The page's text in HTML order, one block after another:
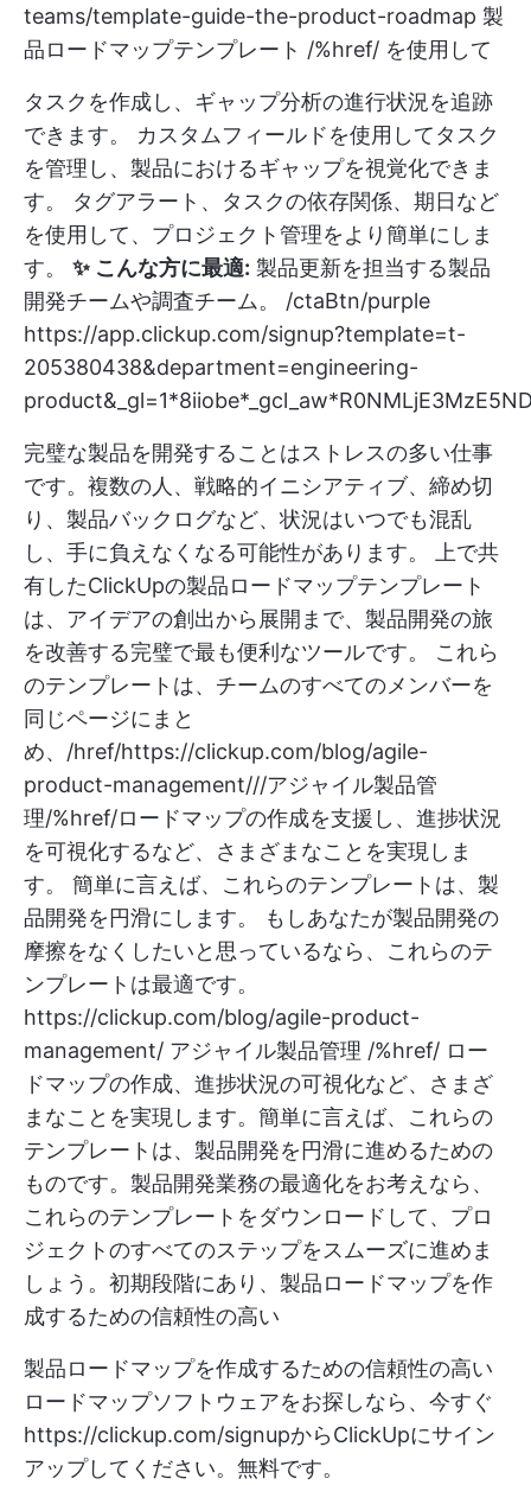
teams/template-guide-the-product-roadmap 製
品ロードマップテンプレート /%href/ を使用して
タスクを作成し、ギャップ分析の進行状況を追跡
できます。 カスタムフィールドを使用してタスク
を管理し、製品におけるギャップを視覚化できま
す。 タグアラート、タスクの依存関係、期日など
を使用して、プロジェクト管理をより簡単にしま
す。 ✨ こんな方に最適: 製品更新を担当する製品
開発チームや調査チーム。 /ctaBtn/purple
https://app.clickup.com/signup?template=t-
205380438&department=engineering-
完璧な製品を開発することはストレスの多い仕事
です。複数の人、戦略的イニシアティブ、締め切
り、製品バックログなど、状況はいつでも混乱
し、手に負えなくなる可能性があります。 上で共
有したClickUpの製品ロードマップテンプレート
は、アイデアの創出から展開まで、製品開発の旅
を改善する完璧で最も便利なツールです。 これら
のテンプレートは、チームのすべてのメンバーを
同じページにまと
め、/href/https://clickup.com/blog/agile-
product-management///アジャイル製品管
理/%href/ロードマップの作成を支援し、進捗状況
を可視化するなど、さまざまなことを実現しま
す。
簡単に言えば、これらのテンプレートは、製
品開発を円滑にします。 もしあなたが製品開発の
摩擦をなくしたいと思っているなら、これらのテ
ンプレートは最適です。
https://clickup.com/blog/agile-product-
management/ アジャイル製品管理 /%href/ ロー
ドマップの作成、進捗状況の可視化など、さまざ
まなことを実現します。簡単に言えば、これらの
テンプレートは、製品開発を円滑に進めるための
ものです。製品開発業務の最適化をお考えなら、
これらのテンプレートをダウンロードして、プロ
ジェクトのすべてのステップをスムーズに進めま
しょう。初期段階にあり、製品ロードマップを作
成するための信頼性の高い
製品ロードマップを作成するための信頼性の高い
ロードマップソフトウェアをお探しなら、今すぐ
https://clickup.com/signupからClickUpにサイン
アップしてください。無料です。